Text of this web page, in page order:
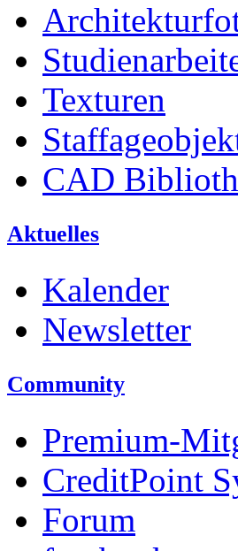
Texturen
CAD
Aktuelles
Kalender
Newsletter
Community
Premium-
CreditPoint
Forum